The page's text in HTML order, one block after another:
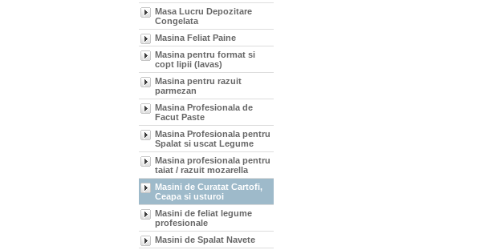
Masa Lucru Depozitare
Congelata
Masina Feliat Paine
Masina pentru format si
copt lipii (lavas)
Masina pentru razuit
parmezan
Masina Profesionala de
Facut Paste
Masina Profesionala pentru
Spalat si uscat Legume
Masina profesionala pentru
taiat / razuit mozarella
Masini de Curatat Cartofi,
Ceapa si usturoi
Masini de feliat legume
profesionale
Masini de Spalat Navete